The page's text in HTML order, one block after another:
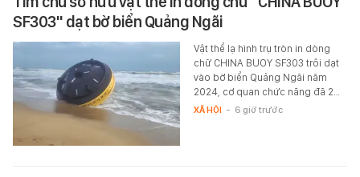
SF303" dạt bờ biển Quảng Ngãi
Vật thể lạ hình trụ tròn in dòng
chữ CHINA BUOY SF303 trôi dạt
vào bờ biển Quảng Ngãi năm
2024, cơ quan chức năng đã 2…
XÃ HỘI - 6 giờ trước